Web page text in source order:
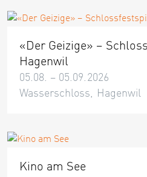
«Der Geizige» –
Hagenwil
05.08. – 05.09.2026
Wasserschloss, Hagenwil
Kino am See